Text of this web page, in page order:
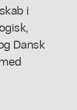
i
Dansk